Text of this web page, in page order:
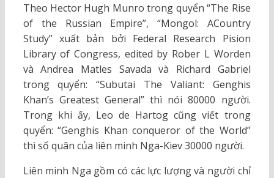
Theo Hector Hugh Munro trong quyển “The Rise
of the Russian Empire”, “Mongol: ACountry
Study” xuất bản bởi Federal Research Pision
Library of Congress, edited by Rober L Worden
và Andrea Matles Savada và Richard Gabriel
trong quyển: “Subutai The Valiant: Genghis
Khan’s Greatest General” thì nói 80000 người.
Trong khi ấy, Leo de Hartog cũng viết trong
quyển: “Genghis Khan conqueror of the World”
thì số quân của liên minh Nga-Kiev 30000 người.
Liên minh Nga gồm có các lực lượng và người chỉ